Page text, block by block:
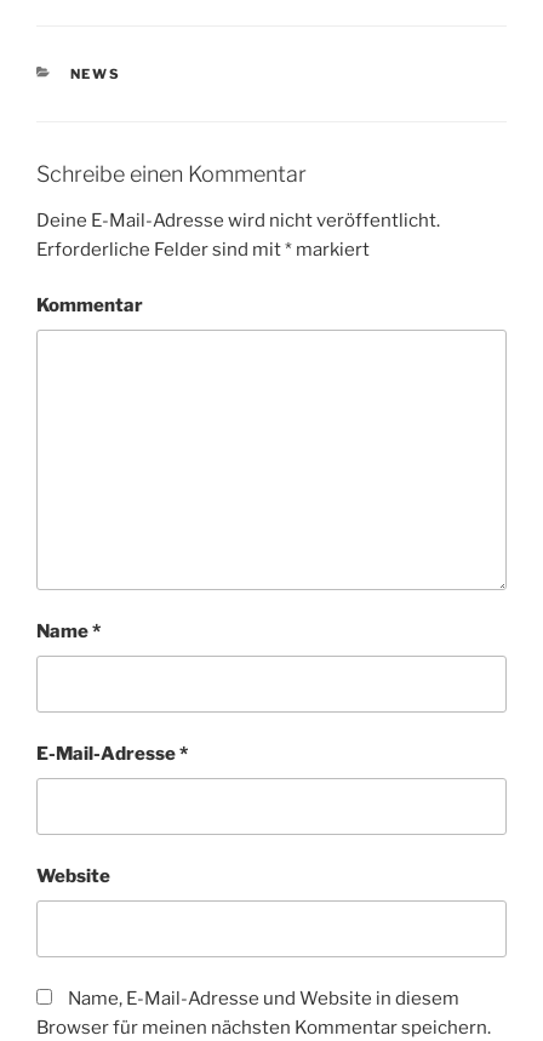
KATEGORIEN
NEWS
Schreibe einen Kommentar
Deine E-Mail-Adresse wird nicht veröffentlicht.
Erforderliche Felder sind mit* markiert
Kommentar
Name*
E-Mail-Adresse*
Website
Name, E-Mail-Adresse und Website in diesem
Browser für meinen nächsten Kommentar speichern.